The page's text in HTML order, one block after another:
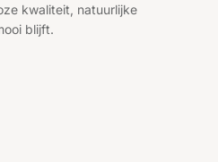
kwaliteit, natuurlijke
blijft.